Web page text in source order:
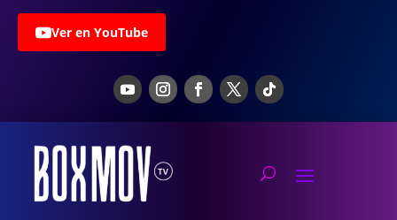
Ver en YouTube